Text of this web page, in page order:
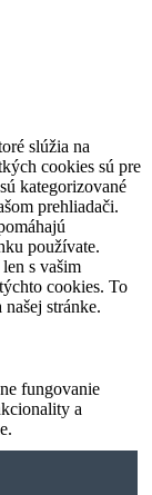
slúžia na
cookies sú pre
kategorizované
prehliadači.
používate.
s vašim
cookies. To
stránke.
fungovanie
a